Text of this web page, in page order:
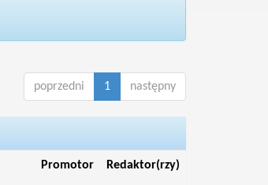
poprzedni 1 następny
Promotor Redaktor(rzy)